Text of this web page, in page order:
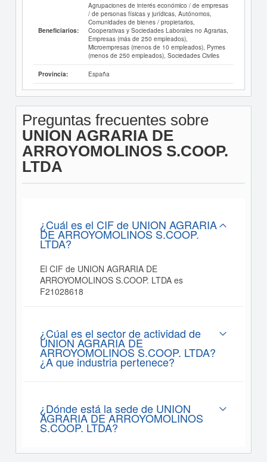
Beneficiarios:
Agrupaciones de interés económico / de empresas
/ de personas físicas y jurídicas, Autónomos,
Comunidades de bienes / propietarios,
Cooperativas y Sociedades Laborales no Agrarias,
Empresas (más de 250 empleados),
Microempresas (menos de 10 empleados), Pymes
(menos de 250 empleados), Sociedades Civiles
Provincia: España
Preguntas frecuentes sobre
UNION AGRARIA DE
ARROYOMOLINOS S.COOP.
LTDA
¿Cuál es el CIF de UNION AGRARIA
DE ARROYOMOLINOS S.COOP.
LTDA?
El CIF de UNION AGRARIA DE
ARROYOMOLINOS S.COOP. LTDA es
F21028618
¿Cúal es el sector de actividad de
UNION AGRARIA DE
ARROYOMOLINOS S.COOP. LTDA?
¿A que industria pertenece?
¿Dónde está la sede de UNION
AGRARIA DE ARROYOMOLINOS
S.COOP. LTDA?